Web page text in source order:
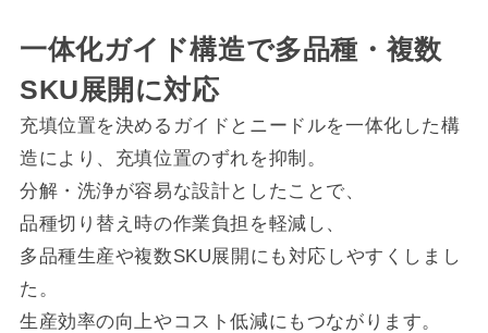
一体化ガイド構造で多品種・複数
SKU展開に対応
充填位置を決めるガイドとニードルを一体化した構
造により、充填位置のずれを抑制。
分解・洗浄が容易な設計としたことで、
品種切り替え時の作業負担を軽減し、
多品種生産や複数SKU展開にも対応しやすくしまし
た。
生産効率の向上やコスト低減にもつながります。